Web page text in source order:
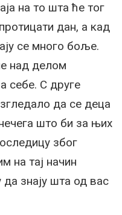
на то шта ће тог
дан, а кад
се много боље.
над делом
себе. С друге
да се деца
што би за њих
због
на тај начин
знају шта од вас